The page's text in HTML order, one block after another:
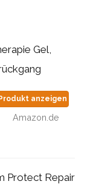
Gel,
anzeigen
Amazon.de
Protect Repair